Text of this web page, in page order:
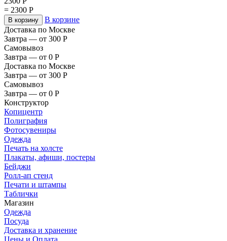
= 2300 Р
В корзину
В корзине
Доставка по Москве
Завтра — от 300 Р
Самовывоз
Завтра — от 0 Р
Доставка по Москве
Завтра — от 300 Р
Самовывоз
Завтра — от 0 Р
Конструктор
Копицентр
Полиграфия
Фотосувениры
Одежда
Печать на холсте
Плакаты, афиши, постеры
Бейджи
Ролл-ап стенд
Печати и штампы
Таблички
Магазин
Одежда
Посуда
Доставка и хранение
Цены и Оплата